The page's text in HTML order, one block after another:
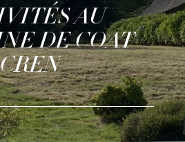
AU
DE COAT
CREN